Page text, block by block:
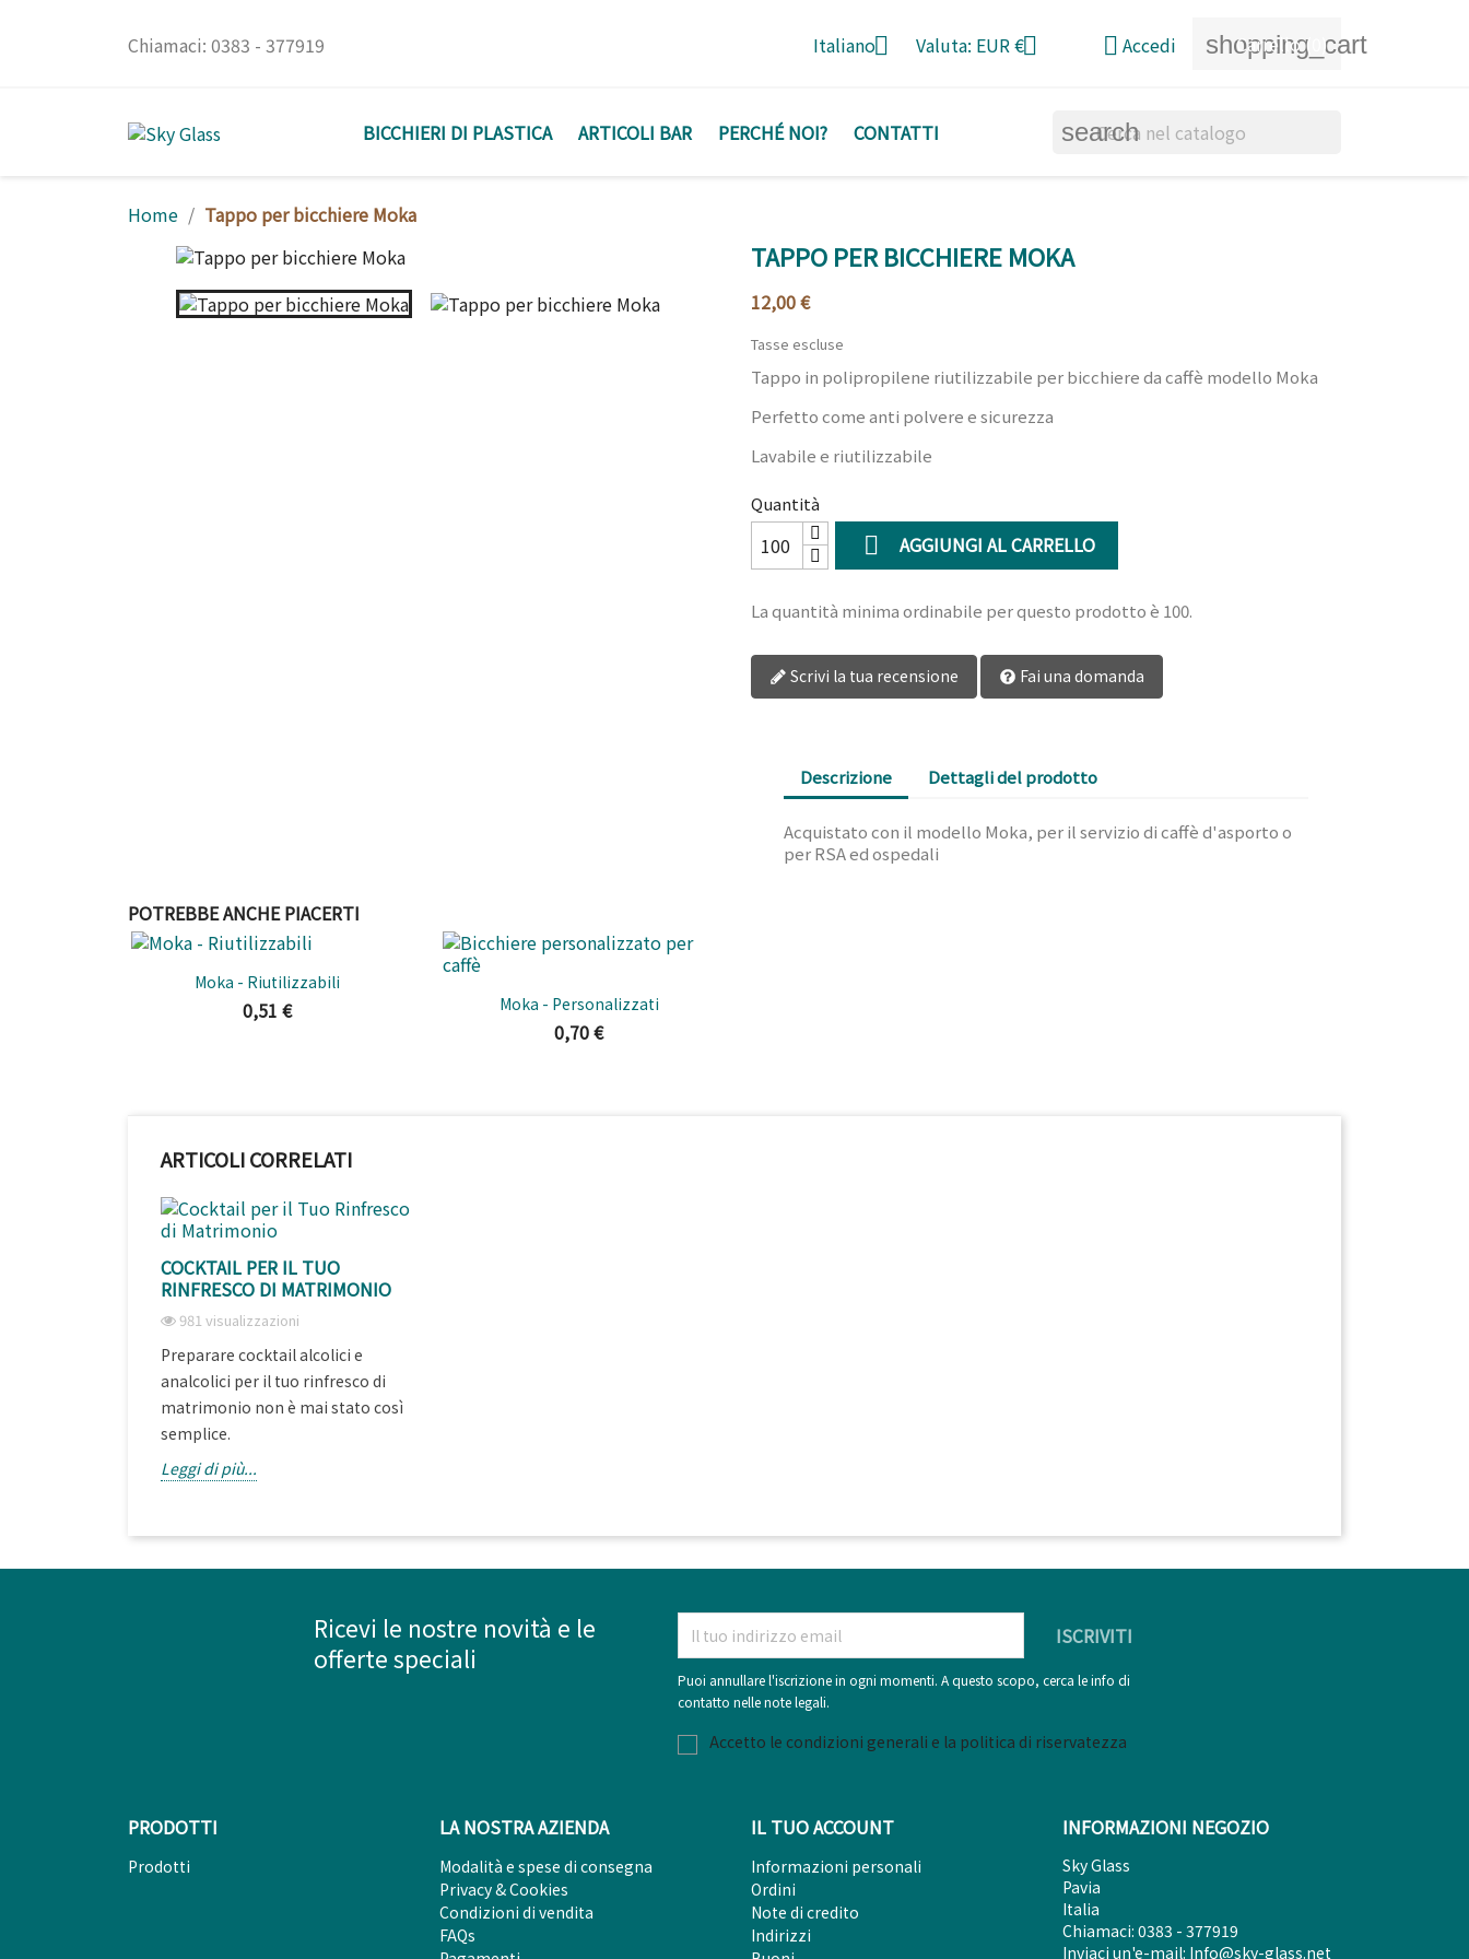
Chiamaci: 0383 - 377919 Italiano Valuta: EUR €  Accedi shopping_cart
Carrello(0)
BICCHIERI DI PLASTICA ARTICOLI BAR PERCHÉ NOI? CONTATTI search
Home Tappo per bicchiere Moka
TAPPO PER BICCHIERE MOKA
12,00 €
Tasse escluse
Tappo in polipropilene riutilizzabile per bicchiere da caffè modello Moka
Perfetto come anti polvere e sicurezza
Lavabile e riutilizzabile
Quantità
 AGGIUNGI AL CARRELLO
La quantità minima ordinabile per questo prodotto è 100.
Scrivi la tua recensione Fai una domanda
Descrizione Dettagli del prodotto
Acquistato con il modello Moka, per il servizio di caffè d'asporto o
per RSA ed ospedali
POTREBBE ANCHE PIACERTI
 Anteprima
Moka - Riutilizzabili
0,51 €  Anteprima
Moka - Personalizzati
0,70 €
ARTICOLI CORRELATI
COCKTAIL PER IL TUO
RINFRESCO DI MATRIMONIO
981 visualizzazioni
Preparare cocktail alcolici e
analcolici per il tuo rinfresco di
matrimonio non è mai stato così
semplice.
Leggi di più...
Ricevi le nostre novità e le
offerte speciali
Puoi annullare l'iscrizione in ogni momenti. A questo scopo, cerca le info di
contatto nelle note legali.
Accetto le condizioni generali e la politica di riservatezza
PRODOTTI
Prodotti
LA NOSTRA AZIENDA
Modalità e spese di consegna
Privacy & Cookies
Condizioni di vendita
FAQs
IL TUO ACCOUNT
Informazioni personali
Ordini
Note di credito
Indirizzi
INFORMAZIONI NEGOZIO
Sky Glass
Pavia
Italia
Chiamaci: 0383 - 377919
Inviaci un'e-mail: Info@sky-glass.net